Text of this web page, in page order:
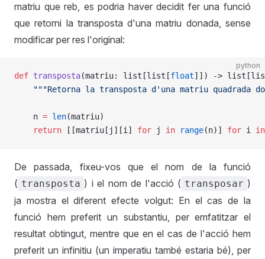
matriu que reb, es podria haver decidit fer una funció
que retorni la transposta d'una matriu donada, sense
modificar per res l'original:
python
def transposta(matriu: list[list[float]]) ->
"""Retorna la transposta d'una matriu quadrada
    n
= len(matriu)
    return
[[matriu[j][i] for j in range(n)] for i in
De passada, fixeu-vos que el nom de la funció
( transposta ) i el nom de l'acció ( transposar )
ja mostra el diferent efecte volgut: En el cas de la
funció hem preferit un substantiu, per emfatitzar el
resultat obtingut, mentre que en el cas de l'acció hem
preferit un infinitiu (un imperatiu també estaria bé), per